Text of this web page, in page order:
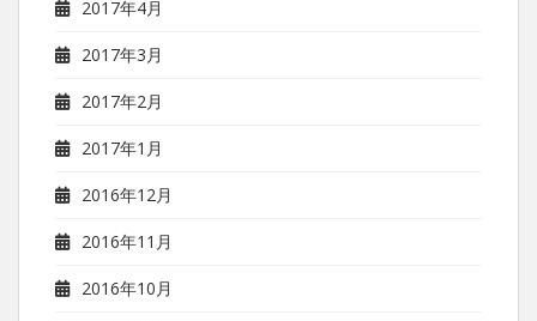
2017年4月
2017年3月
2017年2月
2017年1月
2016年12月
2016年11月
2016年10月